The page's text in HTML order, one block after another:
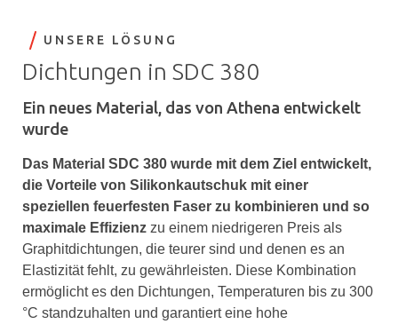
UNSERE LÖSUNG
Dichtungen in SDC 380
Ein neues Material, das von Athena entwickelt
wurde
Das Material SDC 380 wurde mit dem Ziel entwickelt,
die Vorteile von Silikonkautschuk mit einer
speziellen feuerfesten Faser zu kombinieren und so
maximale Effizienz zu einem niedrigeren Preis als
Graphitdichtungen, die teurer sind und denen es an
Elastizität fehlt, zu gewährleisten. Diese Kombination
ermöglicht es den Dichtungen, Temperaturen bis zu 300
°C standzuhalten und garantiert eine hohe